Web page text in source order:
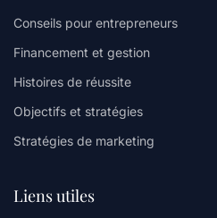
Conseils pour entrepreneurs
Financement et gestion
Histoires de réussite
Objectifs et stratégies
Stratégies de marketing
Liens utiles